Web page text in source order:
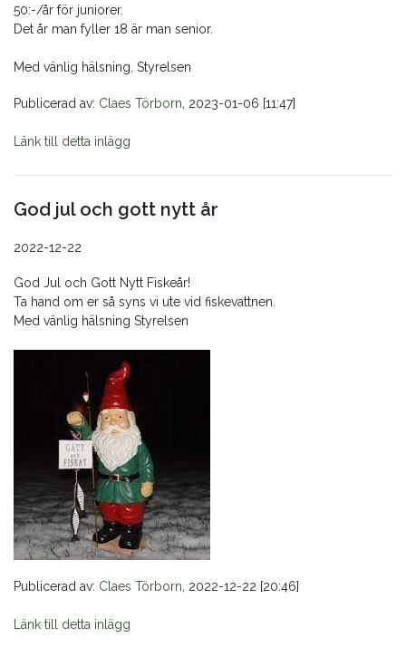
50:-/år för juniorer.
Det år man fyller 18 är man senior.
Med vänlig hälsning, Styrelsen
Publicerad av: Claes Törborn, 2023-01-06 [11:47]
Länk till detta inlägg
God jul och gott nytt år
2022-12-22
God Jul och Gott Nytt Fiskeår!
Ta hand om er så syns vi ute vid fiskevattnen.
Med vänlig hälsning Styrelsen
Publicerad av: Claes Törborn, 2022-12-22 [20:46]
Länk till detta inlägg